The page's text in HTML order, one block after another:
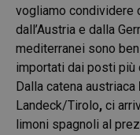
vogliamo condividere
dall’Austria e dalla
mediterranei sono
importati dai posti più
Dalla catena austriaca
Landeck/Tirolo, ci
limoni spagnoli al